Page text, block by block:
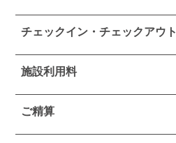
チェックイン・チェックアウト
施設利用料
ご精算